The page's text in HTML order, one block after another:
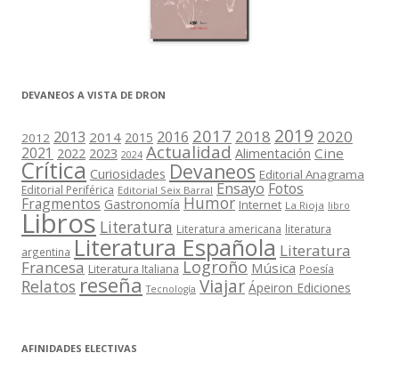
DEVANEOS A VISTA DE DRON
2012 2013 2014 2015 2016 2017 2018 2019 2020
2021 2022 2023 2024 Actualidad Alimentación Cine
Crítica Curiosidades Devaneos Editorial Anagrama
Editorial Periférica Editorial Seix Barral Ensayo Fotos
Fragmentos Gastronomía Humor Internet La Rioja libro
Libros Literatura Literatura americana literatura
argentina Literatura Española Literatura
Francesa Literatura Italiana Logroño Música Poesía
Relatos reseña Tecnología Viajar Ápeiron Ediciones
AFINIDADES ELECTIVAS